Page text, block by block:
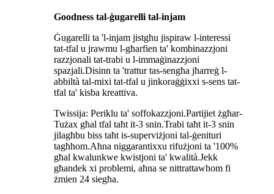
Goodness tal-ġugarelli tal-injam
Ġugarelli ta 'l-injam jistgħu jispiraw l-interessi
tat-tfal u jrawmu l-għarfien ta' kombinazzjoni
razzjonali tat-trabi u l-immaġinazzjoni
spazjali.Disinn ta 'trattur tas-sengħa jħarreġ l-
abbiltà tal-mixi tat-tfal u jinkoraġġixxi s-sens tat-
tfal ta' kisba kreattiva.
Twissija: Periklu ta' soffokazzjoni.Partijiet żgħar-
Tużax għal tfal taħt it-3 snin.Trabi taħt it-3 snin
jilagħbu biss taħt is-superviżjoni tal-ġenituri
tagħhom.Aħna niggarantixxu rifużjoni ta '100%
għal kwalunkwe kwistjoni ta' kwalità.Jekk
għandek xi problemi, aħna se nittrattawhom fi
żmien 24 siegħa.